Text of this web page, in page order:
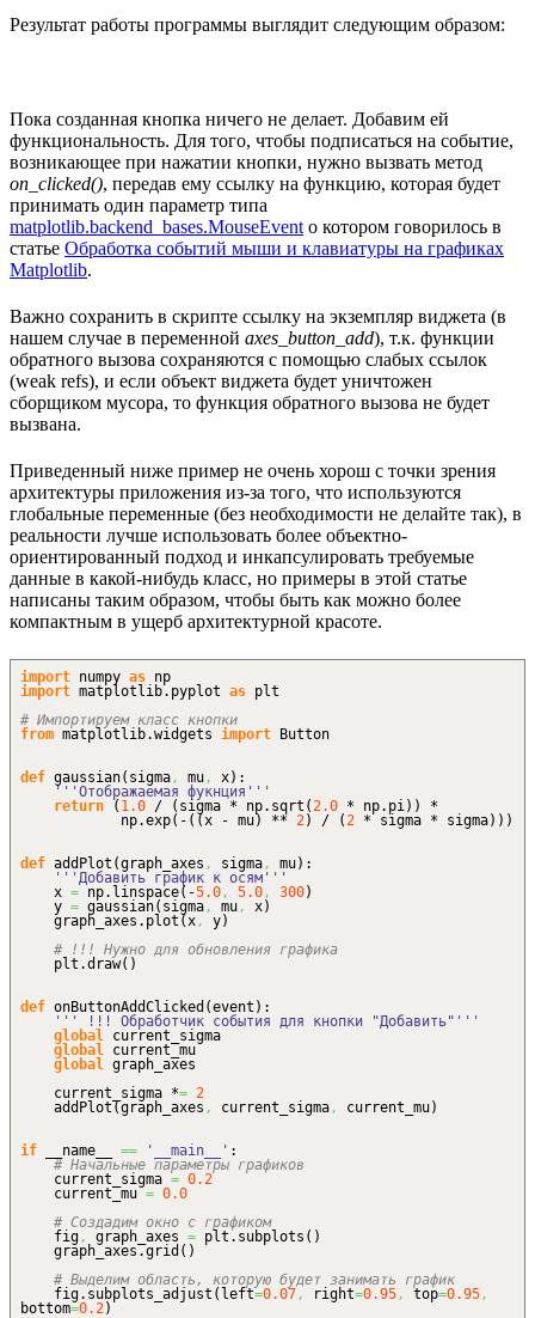
Результат работы программы выглядит следующим образом:
Пока созданная кнопка ничего не делает. Добавим ей
функциональность. Для того, чтобы подписаться на событие,
возникающее при нажатии кнопки, нужно вызвать метод
on_clicked(), передав ему ссылку на функцию, которая будет
принимать один параметр типа
matplotlib.backend_bases.MouseEvent о котором говорилось в
статье Обработка событий мыши и клавиатуры на графиках
Matplotlib.
Важно сохранить в скрипте ссылку на экземпляр виджета (в
нашем случае в переменной axes_button_add), т.к. функции
обратного вызова сохраняются с помощью слабых ссылок
(weak refs), и если объект виджета будет уничтожен
сборщиком мусора, то функция обратного вызова не будет
вызвана.
Приведенный ниже пример не очень хорош с точки зрения
архитектуры приложения из-за того, что используются
глобальные переменные (без необходимости не делайте так), в
реальности лучше использовать более объектно-
ориентированный подход и инкапсулировать требуемые
данные в какой-нибудь класс, но примеры в этой статье
написаны таким образом, чтобы быть как можно более
компактным в ущерб архитектурной красоте.
import numpy as np
import matplotlib. pyplot as plt
# Импортируем класс кнопки
from matplotlib.widgets import Button
def gaussian( sigma , mu , x) :
'''Отображаемая фукнция'''
return ( 1.0 / ( sigma * np. sqrt ( 2.0 * np. pi ) )
*
np.exp( - ( (x - mu) ** 2) / ( 2 * sigma * sigma) ) )
def addPlot (graph_axes , sigma , mu) :
'''Добавить график к осям'''
x = np. linspace( -5.0 , 5.0 , 300)
y = gaussian( sigma , mu , x)
graph_axes. plot(x , y)
# !!! Нужно для обновления графика
plt.draw( )
def onButtonAddClicked (event ) :
''' !!! Обработчик события для кнопки "Добавить"'''
global
current_sigma
global
current_mu
global
graph_axes
current_sigma *= 2
addPlot(graph_axes , current_sigma , current_mu)
if __name__ == '__main__' :
# Начальные параметры графиков
current_sigma = 0.2
current_mu= 0.0
# Создадим окно с графиком
fig , graph_axes = plt. subplots ( )
graph_axes.grid ( )
# Выделим область, которую будет занимать график
fig. subplots_adjust ( left=0.07 , right=0.95 , top=0.95 ,
bottom=0.2)